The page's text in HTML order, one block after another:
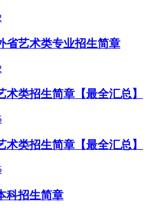
省艺术类专业招生简章
术类招生简章【最全汇总】
术类招生简章【最全汇总】
科招生简章